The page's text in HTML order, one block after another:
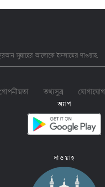
সুন্নাহের আলোকে ইসলামের দাওয়াহ.
গোপনীয়তা তথ্যসুত্র যোগাযোগ
অ্যাপ
দাওয়াহ